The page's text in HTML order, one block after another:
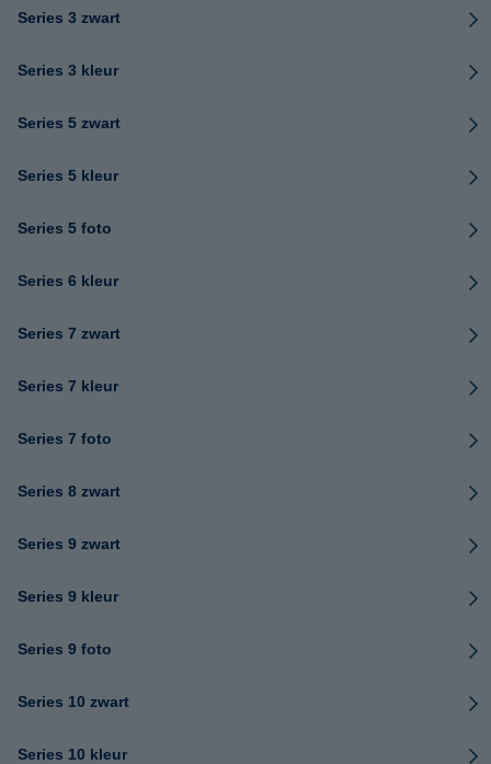
Series 3 zwart
Series 3 kleur
Series 5 zwart
Series 5 kleur
Series 5 foto
Series 6 kleur
Series 7 zwart
Series 7 kleur
Series 7 foto
Series 8 zwart
Series 9 zwart
Series 9 kleur
Series 9 foto
Series 10 zwart
Series 10 kleur